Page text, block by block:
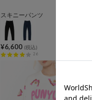
スキニーパンツ
¥6,600 (税込)
26